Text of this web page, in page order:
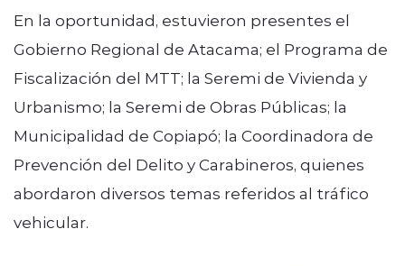
En la oportunidad, estuvieron presentes el
Gobierno Regional de Atacama; el Programa de
Fiscalización del MTT; la Seremi de Vivienda y
Urbanismo; la Seremi de Obras Públicas; la
Municipalidad de Copiapó; la Coordinadora de
Prevención del Delito y Carabineros, quienes
abordaron diversos temas referidos al tráfico
vehicular.